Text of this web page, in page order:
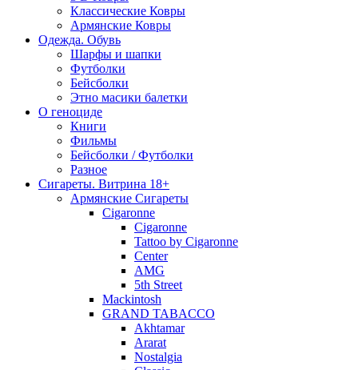
Классические Ковры
Армянские Ковры
Одежда. Обувь
Шарфы и шапки
Футболки
Бейсболки
Этно масики балетки
О геноциде
Книги
Фильмы
Бейсболки / Футболки
Разное
Сигареты. Витрина 18+
Армянские Сигареты
Cigaronne
Cigaronne
Tattoo by Cigaronne
Center
AMG
5th Street
Mackintosh
GRAND TABACCO
Akhtamar
Ararat
Nostalgia